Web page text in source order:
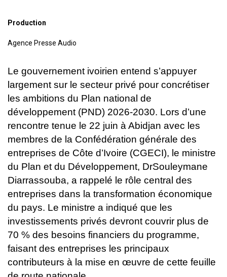
Production
Agence Presse Audio
Le gouvernement ivoirien entend s’appuyer
largement sur le secteur privé pour concrétiser
les ambitions du Plan national de
développement (PND) 2026-2030. Lors d’une
rencontre tenue le 22 juin à Abidjan avec les
membres de la Confédération générale des
entreprises de Côte d’Ivoire (CGECI), le ministre
du Plan et du Développement, DrSouleymane
Diarrassouba, a rappelé le rôle central des
entreprises dans la transformation économique
du pays. Le ministre a indiqué que les
investissements privés devront couvrir plus de
70 % des besoins financiers du programme,
faisant des entreprises les principaux
contributeurs à la mise en œuvre de cette feuille